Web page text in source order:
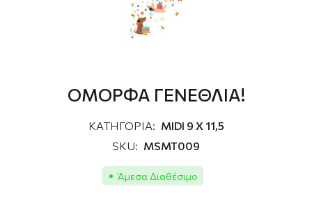
ΟΜΟΡΦΑ ΓΕΝΕΘΛΙΑ!
ΚΑΤΗΓΟΡΙΑ: MIDI 9 X 11,5
SKU: MSMT009
Άμεσα Διαθέσιμο